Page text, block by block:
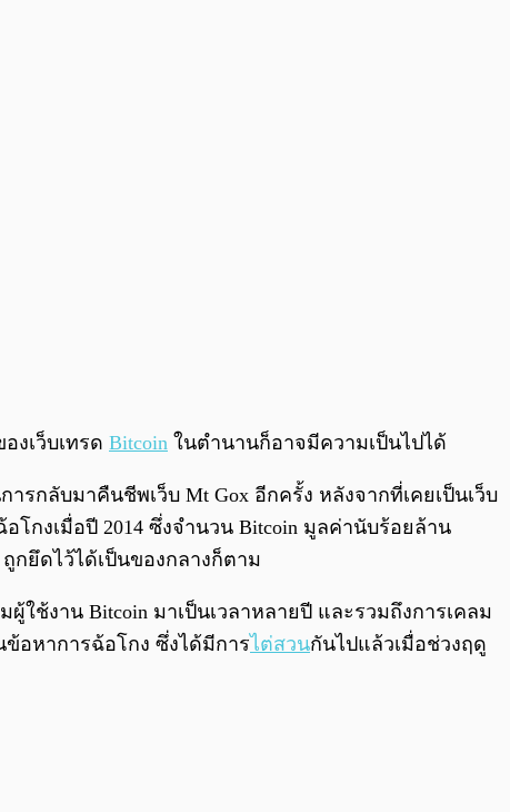
/ 0:00
งเว็บเทรด Bitcoin ในตำนานก็อาจมีความเป็นไปได้
รกลับมาคืนชีพเว็บ Mt Gox อีกครั้ง หลังจากที่เคยเป็นเว็บ
กงเมื่อปี 2014 ซึ่งจำนวน Bitcoin มูลค่านับร้อยล้าน
กยึดไว้ได้เป็นของกลางก็ตาม
ใช้งาน Bitcoin มาเป็นเวลาหลายปี และรวมถึงการเคลม
อหาการฉ้อโกง ซึ่งได้มีการไต่สวนกันไปแล้วเมื่อช่วงฤดู